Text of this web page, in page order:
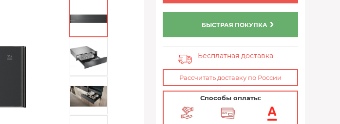
БЫСТРАЯ ПОКУПКА
Бесплатная доставка
Рассчитать доставку по России
Способы оплаты: